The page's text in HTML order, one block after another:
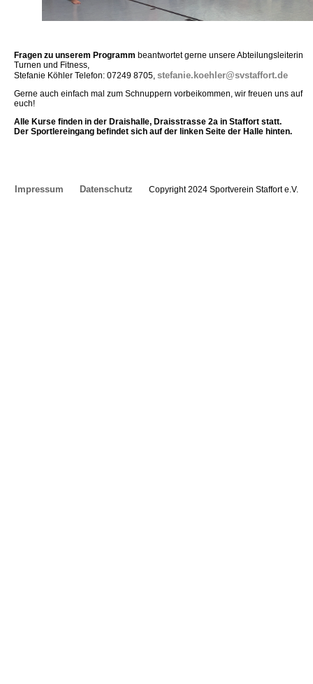
Fragen zu unserem Programm beantwortet gerne unsere Abteilungsleiterin
Turnen und Fitness,
Stefanie Köhler Telefon: 07249 8705, stefanie.koehler@svstaffort.de
Gerne auch einfach mal zum Schnuppern vorbeikommen, wir freuen uns auf
euch!
Alle Kurse finden in der Draishalle, Draisstrasse 2a in Staffort statt.
Der Sportlereingang befindet sich auf der linken Seite der Halle hinten.
Impressum Datenschutz Copyright 2024 Sportverein Staffort e.V.